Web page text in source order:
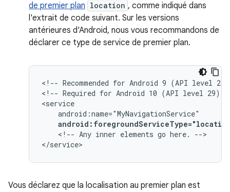
de premier plan location , comme indiqué dans
l'extrait de code suivant. Sur les versions
antérieures d'Android, nous vous recommandons de
déclarer ce type de service de premier plan.
<!-- Recommended for Android 9 (API level 28)
<!-- Required for Android 10 (API level 29)
<!-- Any inner elements go here.
-->
</service>
Vous déclarez que la localisation au premier plan est